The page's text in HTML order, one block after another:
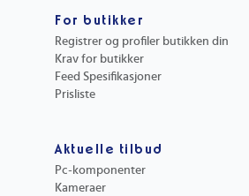
For butikker
Registrer og profiler butikken din
Krav for butikker
Feed Spesifikasjoner
Prisliste
Aktuelle tilbud
Pc-komponenter
Kameraer